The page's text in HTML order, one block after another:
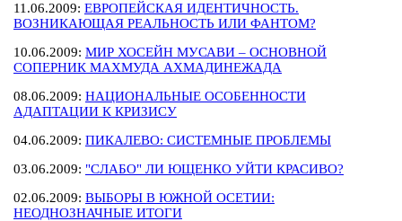
11.06.2009: ЕВРОПЕЙСКАЯ ИДЕНТИЧНОСТЬ.
ВОЗНИКАЮЩАЯ РЕАЛЬНОСТЬ ИЛИ ФАНТОМ?
10.06.2009: МИР ХОСЕЙН МУСАВИ – ОСНОВНОЙ
СОПЕРНИК МАХМУДА АХМАДИНЕЖАДА
08.06.2009: НАЦИОНАЛЬНЫЕ ОСОБЕННОСТИ
АДАПТАЦИИ К КРИЗИСУ
04.06.2009: ПИКАЛЕВО: СИСТЕМНЫЕ ПРОБЛЕМЫ
03.06.2009: "СЛАБО" ЛИ ЮЩЕНКО УЙТИ КРАСИВО?
02.06.2009: ВЫБОРЫ В ЮЖНОЙ ОСЕТИИ:
НЕОДНОЗНАЧНЫЕ ИТОГИ